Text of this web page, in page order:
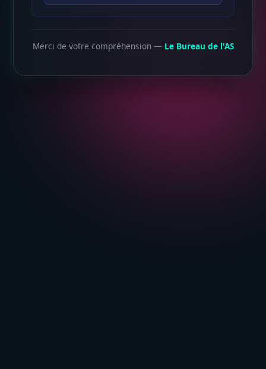
Merci de votre compréhension — Le Bureau de l'AS